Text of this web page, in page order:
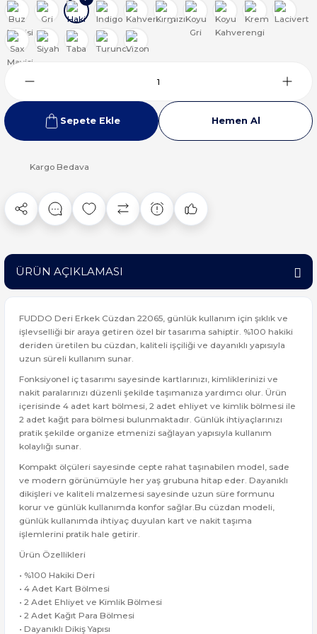
Sepete Ekle Hemen Al
Kargo Bedava
ÜRÜN AÇIKLAMASI
FUDDO Deri Erkek Cüzdan 22065, günlük kullanım için şıklık ve
işlevselliği bir araya getiren özel bir tasarıma sahiptir. %100 hakiki
deriden üretilen bu cüzdan, kaliteli işçiliği ve dayanıklı yapısıyla
uzun süreli kullanım sunar.
Fonksiyonel iç tasarımı sayesinde kartlarınızı, kimliklerinizi ve
nakit paralarınızı düzenli şekilde taşımanıza yardımcı olur. Ürün
içerisinde 4 adet kart bölmesi, 2 adet ehliyet ve kimlik bölmesi ile
2 adet kağıt para bölmesi bulunmaktadır. Günlük ihtiyaçlarınızı
pratik şekilde organize etmenizi sağlayan yapısıyla kullanım
kolaylığı sunar.
Kompakt ölçüleri sayesinde cepte rahat taşınabilen model, sade
ve modern görünümüyle her yaş grubuna hitap eder. Dayanıklı
dikişleri ve kaliteli malzemesi sayesinde uzun süre formunu
korur ve günlük kullanımda konfor sağlar.Bu cüzdan modeli,
günlük kullanımda ihtiyaç duyulan kart ve nakit taşıma
işlemlerini pratik hale getirir.
Ürün Özellikleri
• %100 Hakiki Deri
• 4 Adet Kart Bölmesi
• 2 Adet Ehliyet ve Kimlik Bölmesi
• 2 Adet Kağıt Para Bölmesi
• Dayanıklı Dikiş Yapısı